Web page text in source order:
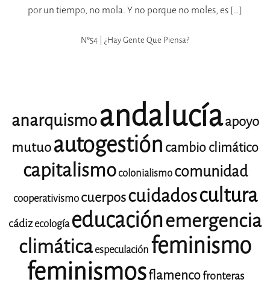
por un tiempo, no mola. Y no porque no moles, es […]
Nº54 | ¿hay Gente Que Piensa?
anarquismoandalucíaapoyo
mutuoautogestión cambio climático
capitalismocolonialismocomunidad
cooperativismocuerposcuidadoscultura
cádizecología educaciónemergencia
climáticaespeculación feminismo
feminismosflamencofronteras